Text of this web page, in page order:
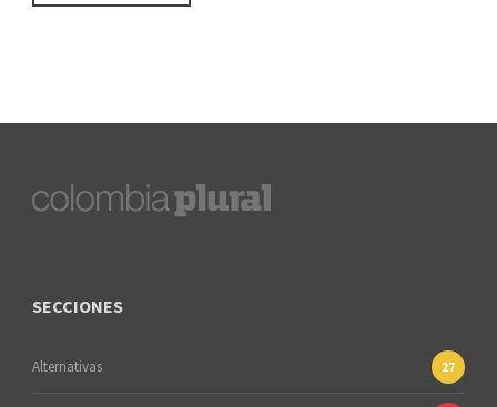
SECCIONES
Alternativas 27